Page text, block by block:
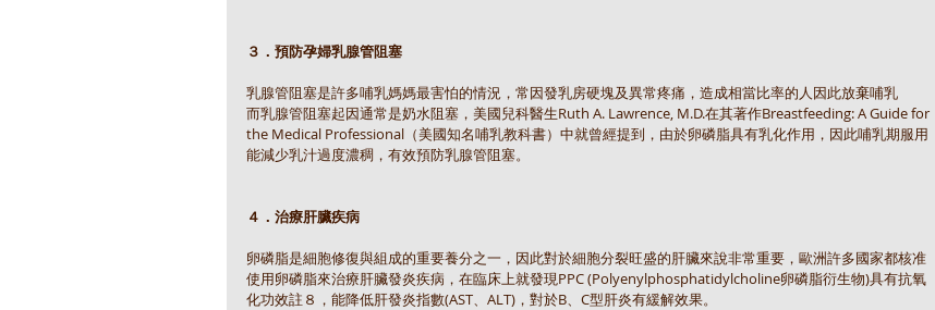
３．預防孕婦乳腺管阻塞
乳腺管阻塞是許多哺乳媽媽最害怕的情況，常因發乳房硬塊及異常疼痛，造成相當比率的人因此放棄哺乳
而乳腺管阻塞起因通常是奶水阻塞，美國兒科醫生Ruth A. Lawrence, M.D.在其著作Breastfeeding: A Guide for
the Medical Professional（美國知名哺乳教科書）中就曾經提到，由於卵磷脂具有乳化作用，因此哺乳期服用
能減少乳汁過度濃稠，有效預防乳腺管阻塞。
４．治療肝臟疾病
卵磷脂是細胞修復與組成的重要養分之一，因此對於細胞分裂旺盛的肝臟來說非常重要，歐洲許多國家都核准
使用卵磷脂來治療肝臟發炎疾病，在臨床上就發現PPC (Polyenylphosphatidylcholine卵磷脂衍生物)具有抗氧
化功效註８，能降低肝發炎指數(AST、ALT)，對於B、C型肝炎有緩解效果。